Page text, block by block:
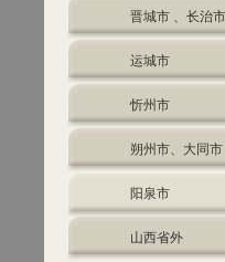
晋城市 、长治市
运城市
忻州市
朔州市、大同市
阳泉市
山西省外